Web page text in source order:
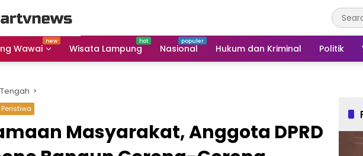
Wawai Wisata Lampung Nasional Hukum dan Kriminal Politik
Peristiwa
Masyarakat, Anggota DPRD